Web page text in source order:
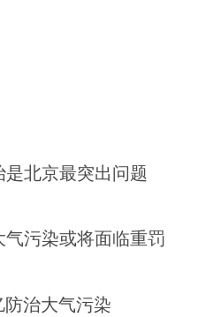
北京最突出问题
污染或将面临重罚
治大气污染